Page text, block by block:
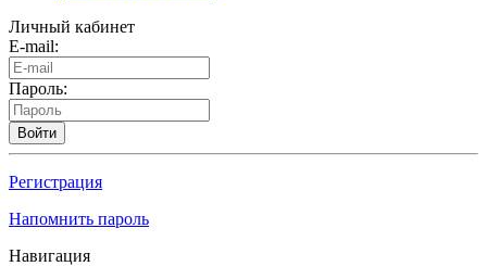
Личный кабинет
E-mail:
Пароль:
Войти
Регистрация
Напомнить пароль
Навигация